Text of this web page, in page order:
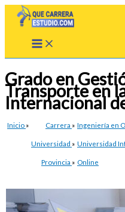
Grado en
Transporte en
Internacional
Inicio » Carrera » Ingeniería en
Universidad » Universidad
Provincia » Online